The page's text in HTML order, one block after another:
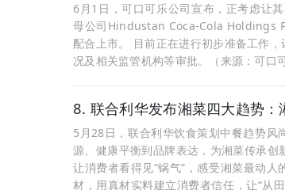
6月1日，可口可乐公司宣布，正考虑让
母公司Hindustan Coca‑Cola Holdings
配合上市。 目前正在进行初步准备工作
况及相关监管机构等审批。（来源：可口
8. 联合利华发布湘菜四大趋势
5月28日，联合利华饮食策划中餐趋势风
源、健康平衡到品牌表达，为湘菜传承创
让消费者看得见“锅气”，感受湘菜最动
材，用真材实料建立消费者信任，让“从